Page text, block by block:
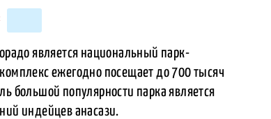
является национальный парк-
ежегодно посещает до 700 тысяч
большой популярности парка является
индейцев анасази.